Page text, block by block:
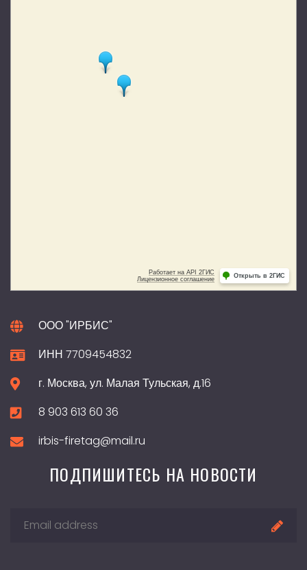
ООО "ИРБИС"
ИНН 7709454832
г. Москва, ул. Малая Тульская, д.16
8 903 613 60 36
irbis-firetag@mail.ru
ПОДПИШИТЕСЬ НА НОВОСТИ